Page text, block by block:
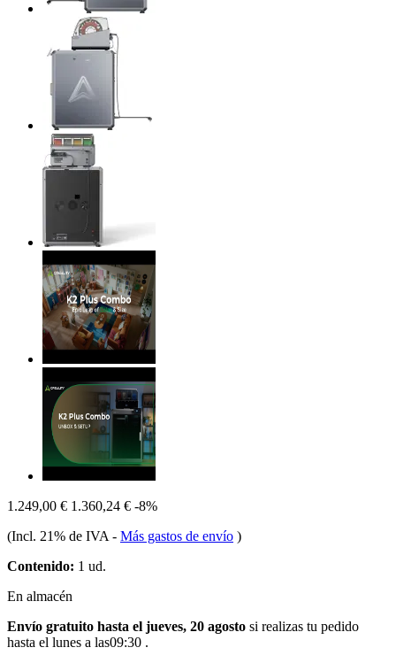
1.249,00 € 1.360,24 € -8%
(Incl. 21% de IVA - Más gastos de envío )
Contenido: 1 ud.
En almacén
Envío gratuito hasta el jueves, 20 agosto si realizas tu pedido
hasta el lunes a las09:30 .